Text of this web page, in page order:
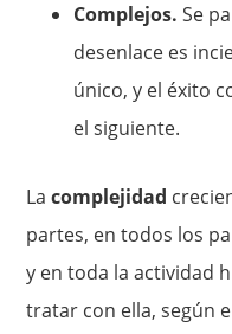
Complejos. Se
desenlace es
único, y el éxito
el siguiente.
Lacomplejidad
partes, en todos los
y en toda la actividad
tratar con ella, según